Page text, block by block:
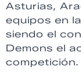
Asturias,
equipos en
siendo el
Demons el
competición.